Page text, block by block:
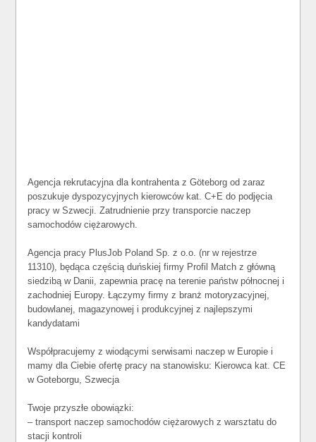
Agencja rekrutacyjna dla kontrahenta z Göteborg od zaraz
poszukuje dyspozycyjnych kierowców kat. C+E do podjęcia
pracy w Szwecji. Zatrudnienie przy transporcie naczep
samochodów ciężarowych.
Agencja pracy PlusJob Poland Sp. z o.o. (nr w rejestrze
11310), będąca częścią duńskiej firmy Profil Match z główną
siedzibą w Danii, zapewnia pracę na terenie państw północnej i
zachodniej Europy. Łączymy firmy z branż motoryzacyjnej,
budowlanej, magazynowej i produkcyjnej z najlepszymi
kandydatami
Współpracujemy z wiodącymi serwisami naczep w Europie i
mamy dla Ciebie ofertę pracy na stanowisku: Kierowca kat. CE
w Goteborgu, Szwecja
Twoje przyszłe obowiązki:
– transport naczep samochodów ciężarowych z warsztatu do
stacji kontroli